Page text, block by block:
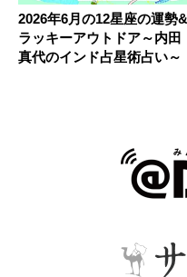
2026年6月の12星座の運勢&
ラッキーアウトドア～内田
真代のインド占星術占い～